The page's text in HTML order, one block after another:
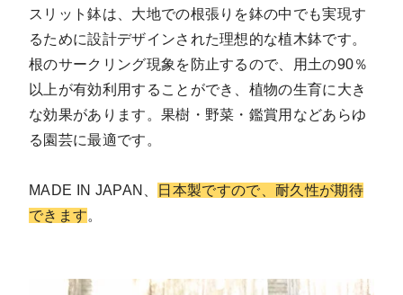
スリット鉢は、大地での根張りを鉢の中でも実現す
るために設計デザインされた理想的な植木鉢です。
根のサークリング現象を防止するので、用土の90％
以上が有効利用することができ、植物の生育に大き
な効果があります。果樹・野菜・鑑賞用などあらゆ
る園芸に最適です。
MADE IN JAPAN、
日本製ですので、耐久性が期待
できます。